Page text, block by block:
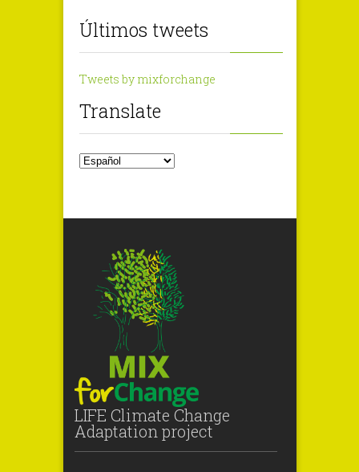
Últimos tweets
Tweets by mixforchange
Translate
LIFE Climate Change
Adaptation project